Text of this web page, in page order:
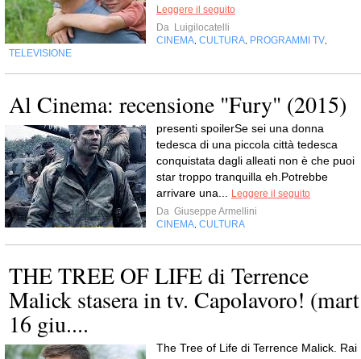
Leggere il seguito
Da Luigilocatelli
CINEMA CULTURA PROGRAMMI TV
TELEVISIONE
Al Cinema: recensione "Fury" (2015)
presenti spoilerSe sei una donna
tedesca di una piccola città tedesca
conquistata dagli alleati non è che puoi
star troppo tranquilla eh.Potrebbe
arrivare una...
Leggere il seguito
Da Giuseppe Armellini
CINEMA CULTURA
THE TREE OF LIFE di Terrence
Malick stasera in tv. Capolavoro!
16 giu....
The Tree of Life di Terrence Malick. Rai